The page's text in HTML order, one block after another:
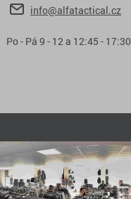
info@alfatactical.cz
Po - Pá 9 - 12 a 12:45 - 17:30